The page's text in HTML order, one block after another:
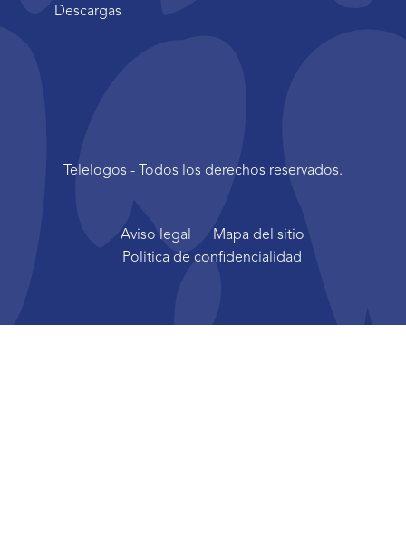
Descargas
Telelogos - Todos los derechos reservados.
Aviso legal
Mapa del sitio
Politica de confidencialidad